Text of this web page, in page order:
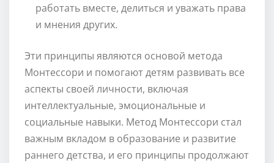
работать вместе, делиться и уважать права
и мнения других.
Эти принципы являются основой метода
Монтессори и помогают детям развивать все
аспекты своей личности, включая
интеллектуальные, эмоциональные и
социальные навыки. Метод Монтессори стал
важным вкладом в образование и развитие
раннего детства, и его принципы продолжают